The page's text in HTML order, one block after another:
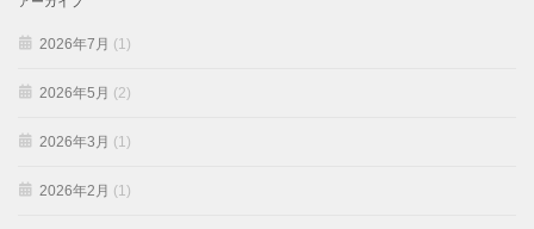
2026年7月 (1)
2026年5月 (2)
2026年3月 (1)
2026年2月 (1)